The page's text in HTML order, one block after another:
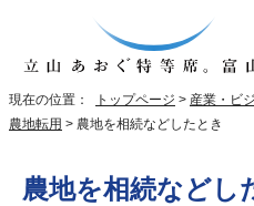
現在の位置： トップページ > 産業・ビ
農地転用 > 農地を相続などしたとき
農地を相続などし